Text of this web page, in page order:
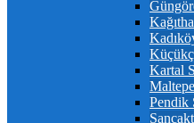
Kartal
Pendik